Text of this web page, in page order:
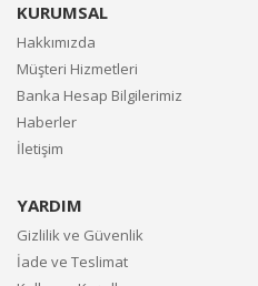
KURUMSAL
Hakkımızda
Müşteri Hizmetleri
Banka Hesap Bilgilerimiz
Haberler
İletişim
YARDIM
Gizlilik ve Güvenlik
İade ve Teslimat